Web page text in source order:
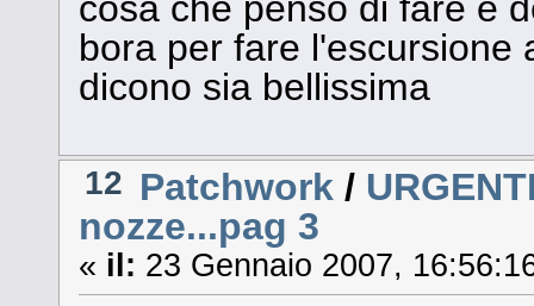
cosa che penso di fare è
bora per fare l'escursione
dicono sia bellissima
12 Patchwork /
nozze...pag 3
« il: 23 Gennaio 2007,